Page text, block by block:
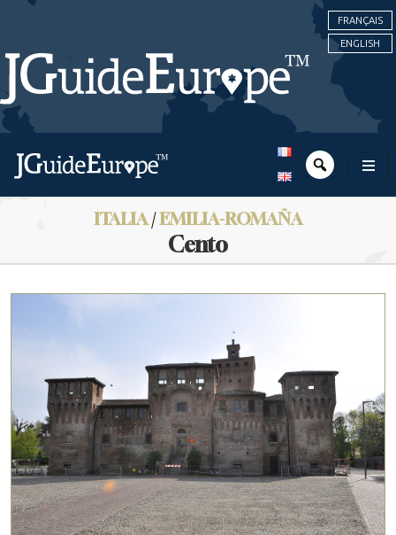
FRANÇAIS
ENGLISH
ITALIA/EMILIA-ROMAÑA
Cento